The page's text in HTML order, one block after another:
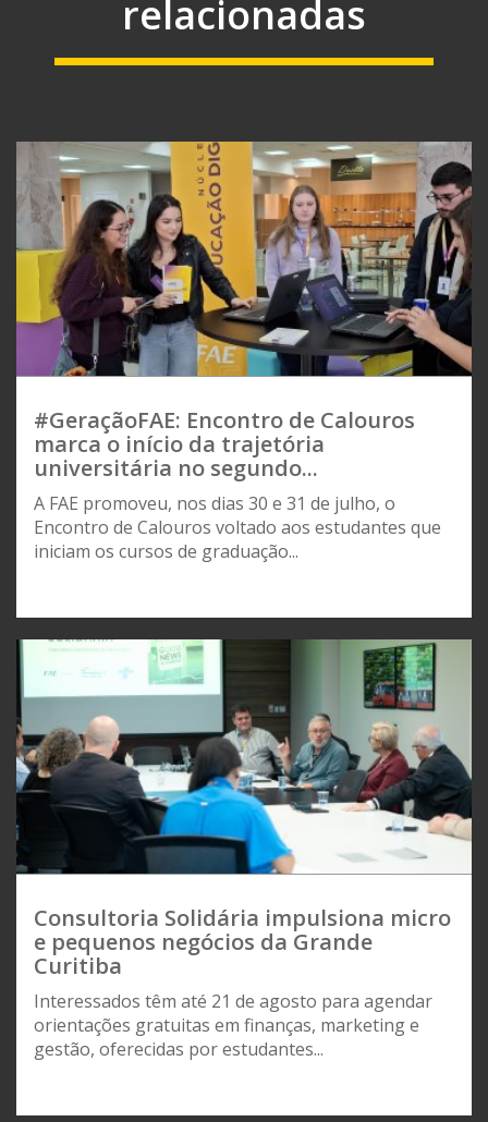
relacionadas
#GeraçãoFAE: Encontro de Calouros
marca o início da trajetória
universitária no segundo...
A FAE promoveu, nos dias 30 e 31 de julho, o
Encontro de Calouros voltado aos estudantes que
iniciam os cursos de graduação...
Consultoria Solidária impulsiona micro
e pequenos negócios da Grande
Curitiba
Interessados têm até 21 de agosto para agendar
orientações gratuitas em finanças, marketing e
gestão, oferecidas por estudantes...